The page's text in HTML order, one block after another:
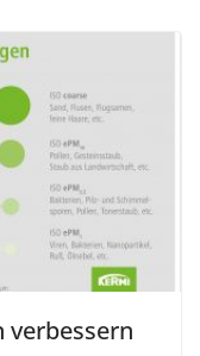
verbessern